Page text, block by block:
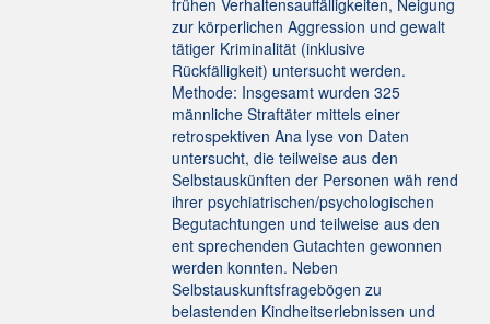
frühen Verhaltensauffälligkeiten, Neigung
zur körperlichen Aggression und gewalt
tätiger Kriminalität (inklusive
Rückfälligkeit) untersucht werden.
Methode: Insgesamt wurden 325
männliche Straftäter mittels einer
retrospektiven Ana lyse von Daten
untersucht, die teilweise aus den
Selbstauskünften der Personen wäh rend
ihrer psychiatrischen/psychologischen
Begutachtungen und teilweise aus den
ent sprechenden Gutachten gewonnen
werden konnten. Neben
Selbstauskunftsfragebögen zu
belastenden Kindheitserlebnissen und